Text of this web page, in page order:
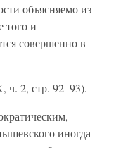
объясняемо из
того и
совершенно в
ч. 2, стр. 92–93).
иногда